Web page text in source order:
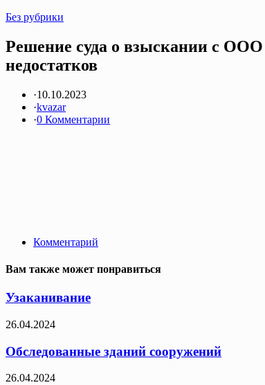
Без рубрики
Решение суда о взыскании с
недостатков
·10.10.2023
·kvazar
·0 Комментарии
Комментарий
Вам также может понравиться
Узаканивание
26.04.2024
Обследованные зданий сооружений
26.04.2024